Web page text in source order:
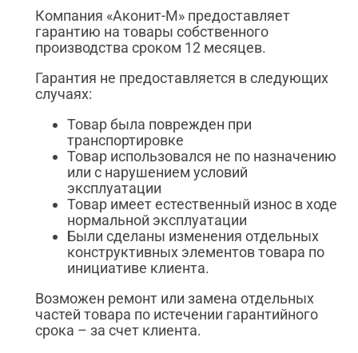
Компания «Аконит-М» предоставляет
гарантию на товары собственного
производства сроком 12 месяцев.
Гарантия не предоставляется в следующих
случаях:
Товар была поврежден при
транспортировке
Товар использовался не по назначению
или с нарушением условий
эксплуатации
Товар имеет естественный износ в ходе
нормальной эксплуатации
Были сделаны изменения отдельных
конструктивных элементов товара по
инициативе клиента.
Возможен ремонт или замена отдельных
частей товара по истечении гарантийного
срока – за счет клиента.